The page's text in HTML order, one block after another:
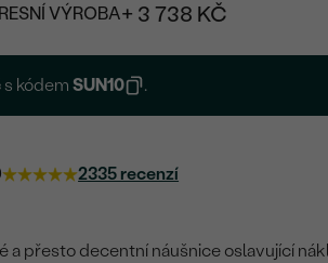
VÝROBA+ 3 738 KČ
s kódemSUN10 .
2335 recenzí
a přesto decentní náušnice oslavující